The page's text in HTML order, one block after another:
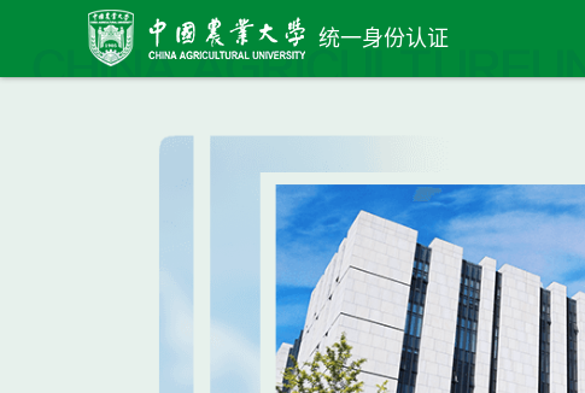
统一身份认证